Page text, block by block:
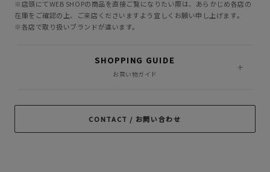
INCOMPLETE
TOKYO
Little Yarmouth
M&M CUSTOM
POLIQUANT
PORKCHOP GARAGE
RADIALL RATS ROTTWEILER
ROUGH AND
※店頭にてWEB SHOPの商品を直接ご覧になりたい際は、あらかじめ各店の
在庫をご確認の上、ご来店くださいますよう宜しくお願い申し上げます。
※各店で取り扱いブランドが違います。
SHOPPING GUIDE
お買い物ガイド
CONTACT / お問い合わせ